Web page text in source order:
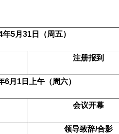
年5月31日（周五）
注册报到
6月1日上午（周六）
会议开幕
领导致辞/合影